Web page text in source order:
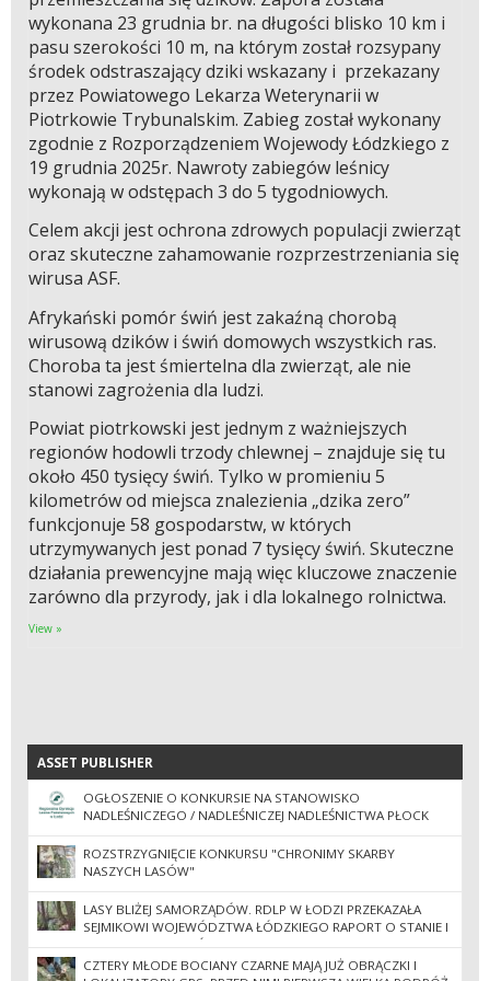
wykonana 23 grudnia br. na długości blisko 10 km i
pasu szerokości 10 m, na którym został rozsypany
środek odstraszający dziki wskazany i przekazany
przez Powiatowego Lekarza Weterynarii w
Piotrkowie Trybunalskim. Zabieg został wykonany
zgodnie z Rozporządzeniem Wojewody Łódzkiego z
19 grudnia 2025r. Nawroty zabiegów leśnicy
wykonają w odstępach 3 do 5 tygodniowych.
Celem akcji jest ochrona zdrowych populacji zwierząt
oraz skuteczne zahamowanie rozprzestrzeniania się
wirusa ASF.
Afrykański pomór świń jest zakaźną chorobą
wirusową dzików i świń domowych wszystkich ras.
Choroba ta jest śmiertelna dla zwierząt, ale nie
stanowi zagrożenia dla ludzi.
Powiat piotrkowski jest jednym z ważniejszych
regionów hodowli trzody chlewnej – znajduje się tu
około 450 tysięcy świń. Tylko w promieniu 5
kilometrów od miejsca znalezienia „dzika zero”
funkcjonuje 58 gospodarstw, w których
utrzymywanych jest ponad 7 tysięcy świń. Skuteczne
działania prewencyjne mają więc kluczowe znaczenie
zarówno dla przyrody, jak i dla lokalnego rolnictwa.
View »
ASSET PUBLISHER
ASSET PUBLISHER
OGŁOSZENIE O KONKURSIE NA STANOWISKO
NADLEŚNICZEGO / NADLEŚNICZEJ NADLEŚNICTWA PŁOCK
ROZSTRZYGNIĘCIE KONKURSU "CHRONIMY SKARBY
NASZYCH LASÓW"
LASY BLIŻEJ SAMORZĄDÓW. RDLP W ŁODZI PRZEKAZAŁA
SEJMIKOWI WOJEWÓDZTWA ŁÓDZKIEGO RAPORT O STANIE I
GOSPODARCE LASÓW
CZTERY MŁODE BOCIANY CZARNE MAJĄ JUŻ OBRĄCZKI I